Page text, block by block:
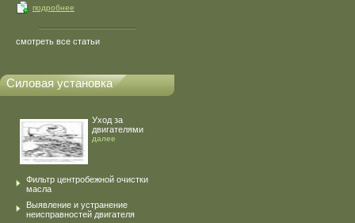
подробнее
смотреть все статьи
Силовая установка
Уход за
двигателями
далее
Фильтр центробежной очистки
масла
Выявление и устранение
неисправностей двигателя